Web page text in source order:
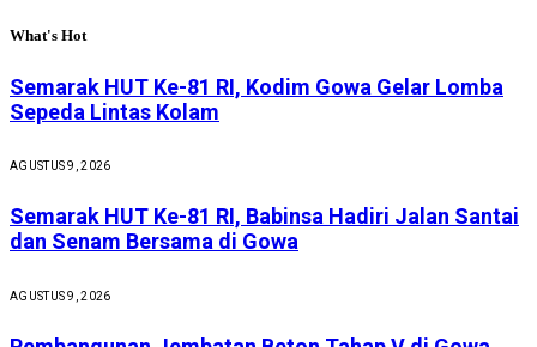
What's Hot
Semarak HUT Ke-81 RI, Kodim Gowa Gelar Lomba
Sepeda Lintas Kolam
AGUSTUS 9, 2026
Semarak HUT Ke-81 RI, Babinsa Hadiri Jalan Santai
dan Senam Bersama di Gowa
AGUSTUS 9, 2026